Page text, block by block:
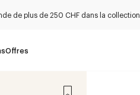
de plus de 250 CHF dans la collection
Offres